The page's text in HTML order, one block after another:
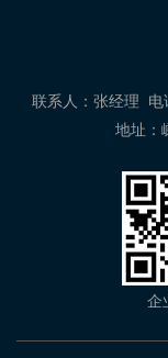
联系人：张经理 电
地址：
企